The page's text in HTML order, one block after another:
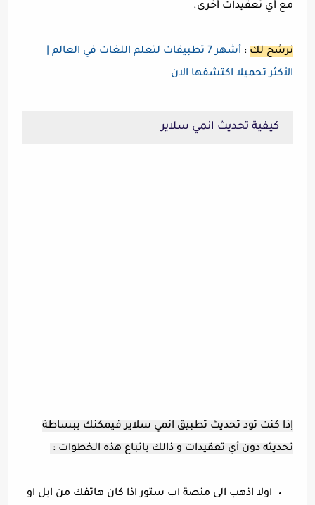
مع أي تعقيدات أخرى.
نرشح لك :
أشهر 7 تطبيقات لتعلم اللغات في العالم |
الأكثر تحميلا اكتشفها الان
كيفية تحديث انمي سلاير
إذا كنت تود تحديث تطبيق انمي سلاير فيمكنك ببساطة
تحديثه دون أي تعقيدات و ذالك باتباع هذه الخطوات :
اولا اذهب الى منصة اب ستور اذا كان هاتفك من ابل او